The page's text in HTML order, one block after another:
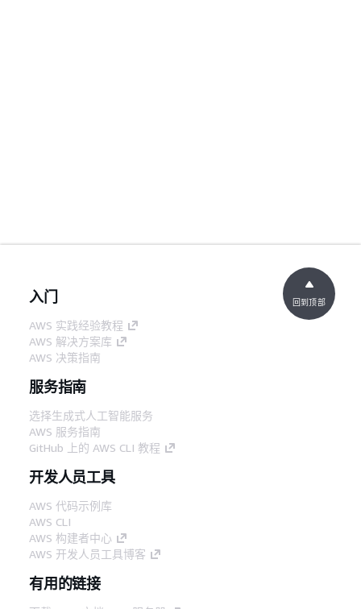
入门
AWS 实践经验教程
AWS 解决方案库
AWS 决策指南
服务指南
选择生成式人工智能服务
AWS 服务指南
GitHub 上的 AWS CLI 教程
开发人员工具
AWS 代码示例库
AWS CLI
AWS 构建者中心
AWS 开发人员工具博客
有用的链接
回到顶部